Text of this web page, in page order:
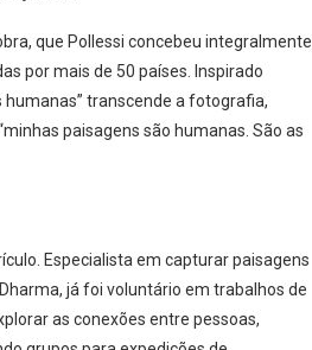
que Pollessi concebeu integralmente
por mais de 50 países. Inspirado
transcende a fotografia,
paisagens são humanas. São as
Especialista em capturar paisagens
já foi voluntário em trabalhos de
as conexões entre pessoas,